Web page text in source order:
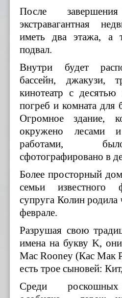
После завершения
экстравагантная
иметь два этажа, а
подвал.
Внутри будет
бассейн, джакузи,
кинотеатр с
погреб и комната для
Огромное здание,
окружено лесами и
работами,
сфотографировано в
Более просторный
семьи известного
супруга Колин родила
феврале.
Разрушая свою
имена на букву K, они
Mac Rooney (Кас Мак
есть трое сыновей:
Среди роскошных